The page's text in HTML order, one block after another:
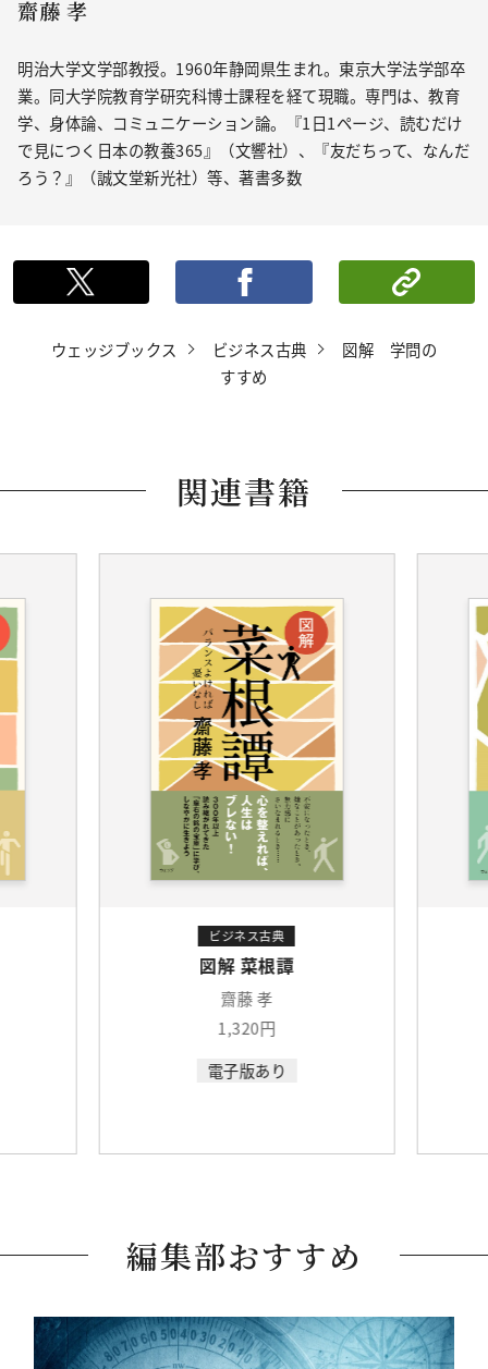
齋藤 孝
明治大学文学部教授。1960年静岡県生まれ。東京大学法学部卒
業。同大学院教育学研究科博士課程を経て現職。専門は、教育
学、身体論、コミュニケーション論。『1日1ページ、読むだけ
で見につく日本の教養365』（文響社）、『友だちって、なんだ
ろう？』（誠文堂新光社）等、著書多数
ポストする シ
ウェッジブックス ビジネス古典
図解 学問の
すすめ
関連書籍
ビジネス古典
図解 菜根譚
齋藤 孝
1,320円
電子版あり
編集部おすすめ